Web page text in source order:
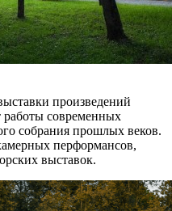
произведений
работы современных
собрания прошлых веков.
перформансов,
выставок.